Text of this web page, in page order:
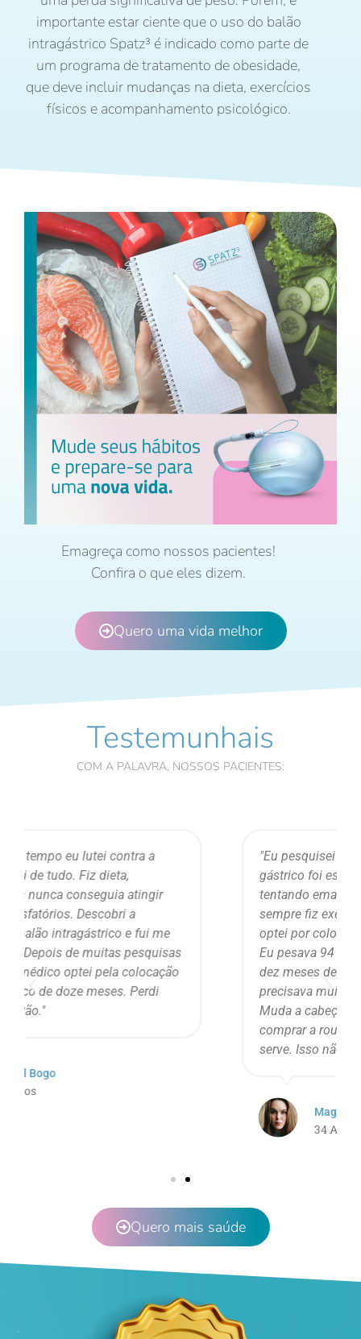
importante estar ciente que o uso do balão
intragástrico Spatz³ é indicado como parte de
um programa de tratamento de obesidade,
que deve incluir mudanças na dieta, exercícios
físicos e acompanhamento psicológico.
Emagreça como nossos pacientes!
Confira o que eles dizem.
Quero uma vida melhor
Testemunhais
COM A PALAVRA, NOSSOS PACIENTES:
"Eu pesquisei bastante antes e o balão
gástrico foi essencial. Eu passei anos
tentando emagrecer. Sempre fiz dieta,
sempre fiz exercícios e nunca consegui. Ai
optei por colocar o Balão Spatz de um ano.
Eu pesava 94 kg quando coloquei o balão e
dez meses depois estava com 67 kg. Eu
precisava muito de uma nova autoestima.
Muda a cabeça da gente. Hoje eu posso
comprar a roupa que eu quero e não a que
Quero mais saúde